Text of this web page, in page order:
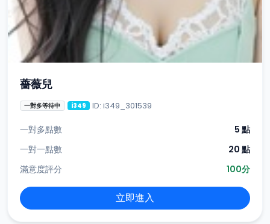
薔薇兒
一對多等待中 i349 ID: i349_301539
一對多點數
5 點
一對一點數
20 點
滿意度評分
100分
立即進入